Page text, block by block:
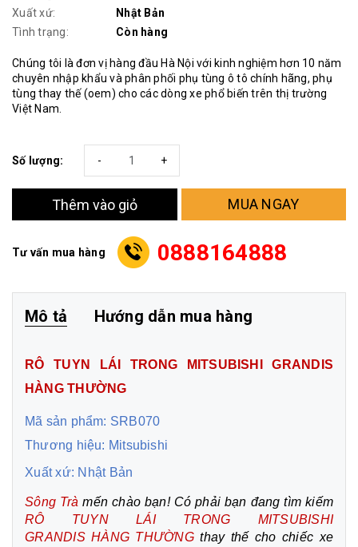
Xuất xứ:
Nhật Bản
Tình trạng:
Còn hàng
Chúng tôi là đơn vị hàng đầu Hà Nội với kinh nghiệm hơn 10 năm
chuyên nhập khẩu và phân phối phụ tùng ô tô chính hãng, phụ
tùng thay thế (oem) cho các dòng xe phổ biến trên thị trường
Việt Nam.
Số lượng: +
-
Thêm vào giỏ MUA NGAY
Tư vấn mua hàng 0888164888
Mô tả Hướng dẫn mua hàng
RÔ TUYN LÁI TRONG MITSUBISHI GRANDIS
HÀNG THƯỜNG
Mã sản phẩm: SRB070
Thương hiệu: Mitsubishi
Xuất xứ: Nhật Bản
Sông Tràmến chào bạn! Có phải bạn đang tìm kiếm
RÔ TUYN LÁI TRONG MITSUBISHI
GRANDISHÀNG THƯỜNG thay thế cho chiếc xe